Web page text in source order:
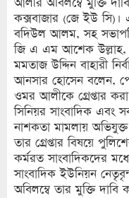
কক্সবাজার (জে ইউ সি)।
বদিউল আলম, সহ
জি এ এম আশেক উল্লাহ,
মমতাজ উদ্দিন বাহারী
আনসার হোসেন বলেন,
ওমর আলীকে গ্রেপ্তার
সিনিয়র সাংবাদিক এবং
নাশকতা মামলায়
তার গ্রেপ্তার বিষয়ে
কর্মরত সাংবাদিকদের মধ্যে
সাংবাদিক ইউনিয়ন
অবিলম্বে তার মুক্তি দাবি